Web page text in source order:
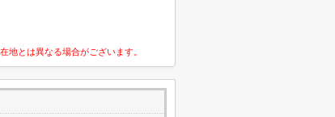
地とは異なる場合がございます。